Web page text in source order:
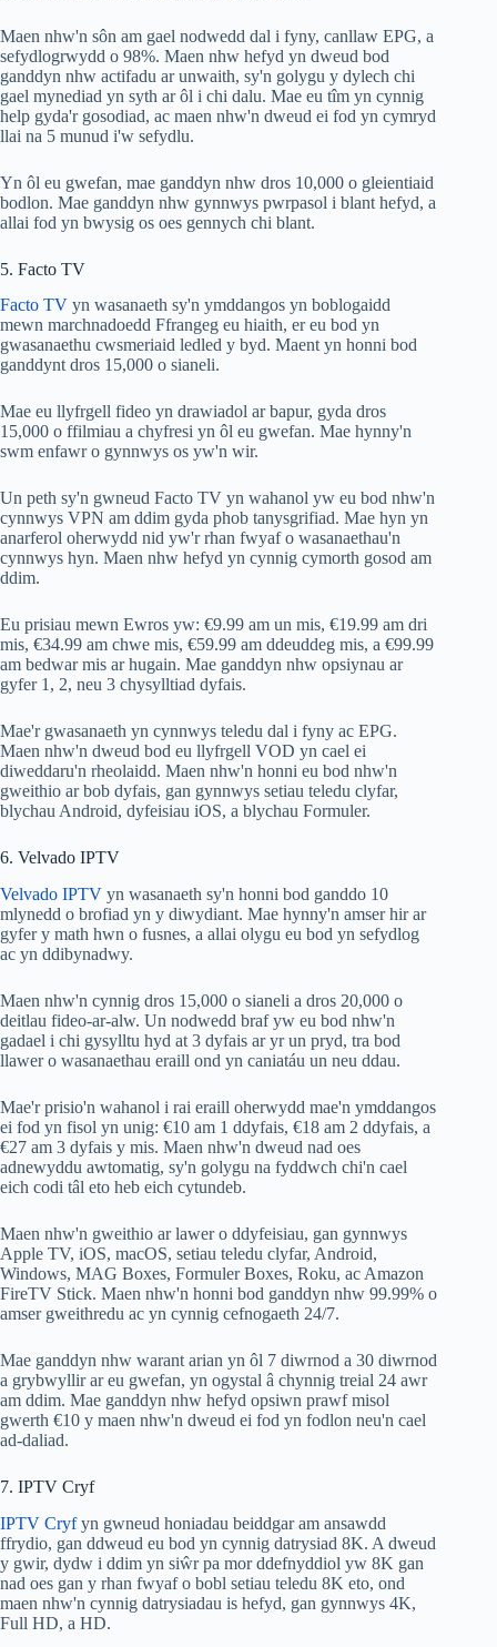
Maen nhw'n sôn am gael nodwedd dal i fyny, canllaw EPG, a
sefydlogrwydd o 98%. Maen nhw hefyd yn dweud bod
ganddyn nhw actifadu ar unwaith, sy'n golygu y dylech chi
gael mynediad yn syth ar ôl i chi dalu. Mae eu tîm yn cynnig
help gyda'r gosodiad, ac maen nhw'n dweud ei fod yn cymryd
llai na 5 munud i'w sefydlu.
Yn ôl eu gwefan, mae ganddyn nhw dros 10,000 o gleientiaid
bodlon. Mae ganddyn nhw gynnwys pwrpasol i blant hefyd, a
allai fod yn bwysig os oes gennych chi blant.
5. Facto TV
Facto TV yn wasanaeth sy'n ymddangos yn boblogaidd
mewn marchnadoedd Ffrangeg eu hiaith, er eu bod yn
gwasanaethu cwsmeriaid ledled y byd. Maent yn honni bod
ganddynt dros 15,000 o sianeli.
Mae eu llyfrgell fideo yn drawiadol ar bapur, gyda dros
15,000 o ffilmiau a chyfresi yn ôl eu gwefan. Mae hynny'n
swm enfawr o gynnwys os yw'n wir.
Un peth sy'n gwneud Facto TV yn wahanol yw eu bod nhw'n
cynnwys VPN am ddim gyda phob tanysgrifiad. Mae hyn yn
anarferol oherwydd nid yw'r rhan fwyaf o wasanaethau'n
cynnwys hyn. Maen nhw hefyd yn cynnig cymorth gosod am
ddim.
Eu prisiau mewn Ewros yw: €9.99 am un mis, €19.99 am dri
mis, €34.99 am chwe mis, €59.99 am ddeuddeg mis, a €99.99
am bedwar mis ar hugain. Mae ganddyn nhw opsiynau ar
gyfer 1, 2, neu 3 chysylltiad dyfais.
Mae'r gwasanaeth yn cynnwys teledu dal i fyny ac EPG.
Maen nhw'n dweud bod eu llyfrgell VOD yn cael ei
diweddaru'n rheolaidd. Maen nhw'n honni eu bod nhw'n
gweithio ar bob dyfais, gan gynnwys setiau teledu clyfar,
blychau Android, dyfeisiau iOS, a blychau Formuler.
6. Velvado IPTV
Velvado IPTV yn wasanaeth sy'n honni bod ganddo 10
mlynedd o brofiad yn y diwydiant. Mae hynny'n amser hir ar
gyfer y math hwn o fusnes, a allai olygu eu bod yn sefydlog
ac yn ddibynadwy.
Maen nhw'n cynnig dros 15,000 o sianeli a dros 20,000 o
deitlau fideo-ar-alw. Un nodwedd braf yw eu bod nhw'n
gadael i chi gysylltu hyd at 3 dyfais ar yr un pryd, tra bod
llawer o wasanaethau eraill ond yn caniatáu un neu ddau.
Mae'r prisio'n wahanol i rai eraill oherwydd mae'n ymddangos
ei fod yn fisol yn unig: €10 am 1 ddyfais, €18 am 2 ddyfais, a
€27 am 3 dyfais y mis. Maen nhw'n dweud nad oes
adnewyddu awtomatig, sy'n golygu na fyddwch chi'n cael
eich codi tâl eto heb eich cytundeb.
Maen nhw'n gweithio ar lawer o ddyfeisiau, gan gynnwys
Apple TV, iOS, macOS, setiau teledu clyfar, Android,
Windows, MAG Boxes, Formuler Boxes, Roku, ac Amazon
FireTV Stick. Maen nhw'n honni bod ganddyn nhw 99.99% o
amser gweithredu ac yn cynnig cefnogaeth 24/7.
Mae ganddyn nhw warant arian yn ôl 7 diwrnod a 30 diwrnod
a grybwyllir ar eu gwefan, yn ogystal â chynnig treial 24 awr
am ddim. Mae ganddyn nhw hefyd opsiwn prawf misol
gwerth €10 y maen nhw'n dweud ei fod yn fodlon neu'n cael
ad-daliad.
7. IPTV Cryf
IPTV Cryfyn gwneud honiadau beiddgar am ansawdd
ffrydio, gan ddweud eu bod yn cynnig datrysiad 8K. A dweud
y gwir, dydw i ddim yn siŵr pa mor ddefnyddiol yw 8K gan
nad oes gan y rhan fwyaf o bobl setiau teledu 8K eto, ond
maen nhw'n cynnig datrysiadau is hefyd, gan gynnwys 4K,
Full HD, a HD.